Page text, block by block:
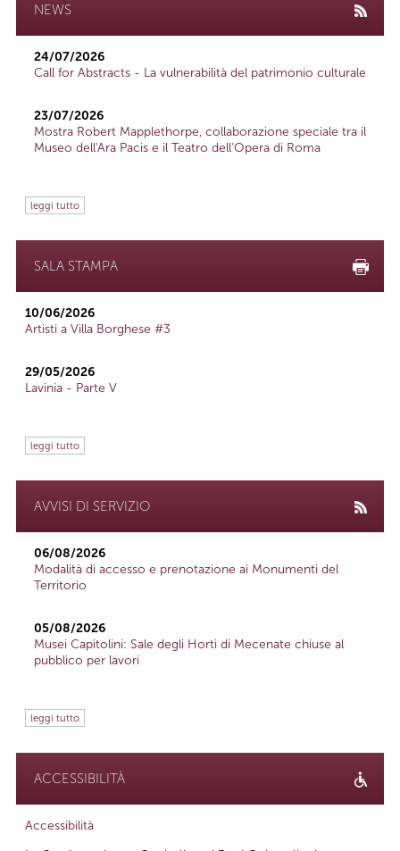
NEWS
24/07/2026
Call for Abstracts - La vulnerabilità del patrimonio culturale
23/07/2026
Mostra Robert Mapplethorpe, collaborazione speciale tra il
Museo dell'Ara Pacis e il Teatro dell'Opera di Roma
leggi tutto
SALA STAMPA
10/06/2026
Artisti a Villa Borghese #3
29/05/2026
Lavinia - Parte V
leggi tutto
AVVISI DI SERVIZIO
06/08/2026
Modalità di accesso e prenotazione ai Monumenti del
Territorio
05/08/2026
Musei Capitolini: Sale degli Horti di Mecenate chiuse al
pubblico per lavori
leggi tutto
ACCESSIBILITÀ
Accessibilità